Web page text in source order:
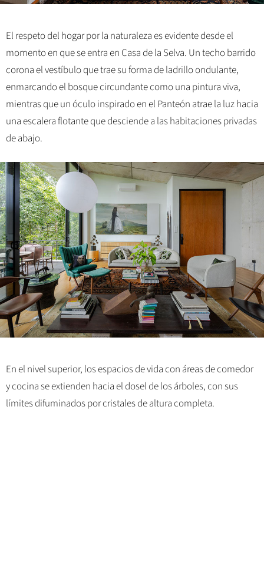
El respeto del hogar por la naturaleza es evidente desde el
momento en que se entra en Casa de la Selva. Un techo barrido
corona el vestíbulo que trae su forma de ladrillo ondulante,
enmarcando el bosque circundante como una pintura viva,
mientras que un óculo inspirado en el Panteón atrae la luz hacia
una escalera flotante que desciende a las habitaciones privadas
de abajo.
En el nivel superior, los espacios de vida con áreas de comedor
y cocina se extienden hacia el dosel de los árboles, con sus
límites difuminados por cristales de altura completa.